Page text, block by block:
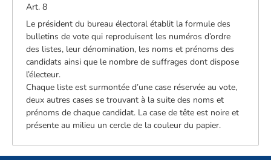
Art. 8
Le président du bureau électoral établit la formule des
bulletins de vote qui reproduisent les numéros d’ordre
des listes, leur dénomination, les noms et prénoms des
candidats ainsi que le nombre de suffrages dont dispose
l’électeur.
Chaque liste est surmontée d’une case réservée au vote,
deux autres cases se trouvant à la suite des noms et
prénoms de chaque candidat. La case de tête est noire et
présente au milieu un cercle de la couleur du papier.